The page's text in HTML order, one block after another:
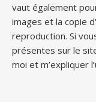
vaut également
images et la copie
reproduction. Si
présentes sur le
moi et m’expliquer